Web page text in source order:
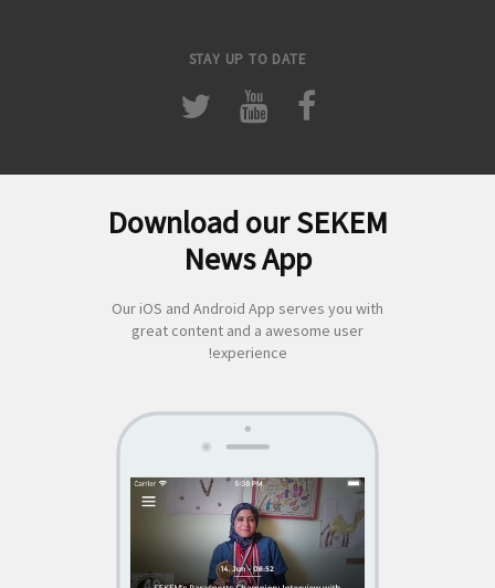
STAY UP TO DATE
Download our SEKEM
News App
Our iOS and Android App serves you with
great content and a awesome user
experience!